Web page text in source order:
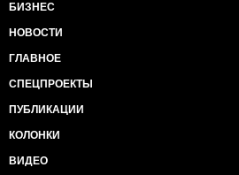
БИЗНЕС
НОВОСТИ
ГЛАВНОЕ
СПЕЦПРОЕКТЫ
ПУБЛИКАЦИИ
КОЛОНКИ
ВИДЕО